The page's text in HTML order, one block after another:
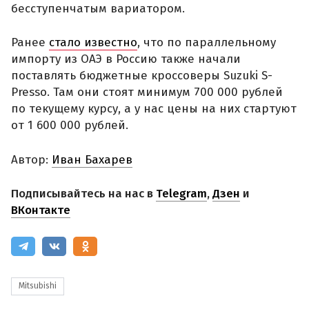
бесступенчатым вариатором.
Ранее стало известно, что по параллельному
импорту из ОАЭ в Россию также начали
поставлять бюджетные кроссоверы Suzuki S-
Presso. Там они стоят минимум 700 000 рублей
по текущему курсу, а у нас цены на них стартуют
от 1 600 000 рублей.
Автор: Иван Бахарев
Подписывайтесь на нас в Telegram,Дзен и
ВКонтакте
Mitsubishi